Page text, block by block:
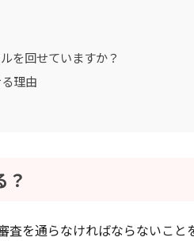
を回せていますか？
理由
？
査を通らなければならないこと